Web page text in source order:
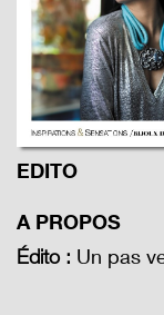
EDITO
A PROPOS
Édito : Un pas